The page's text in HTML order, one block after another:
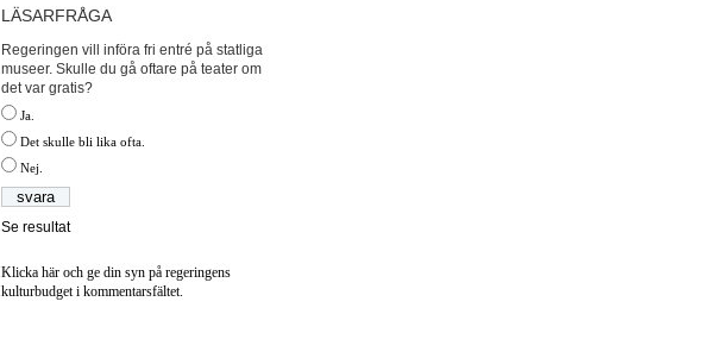
LÄSARFRÅGA
Regeringen vill införa fri entré på statliga
museer. Skulle du gå oftare på teater om
det var gratis?
Ja.
Det skulle bli lika ofta.
Nej.
Se resultat
Klicka här och ge din syn på regeringens
kulturbudget i kommentarsfältet.